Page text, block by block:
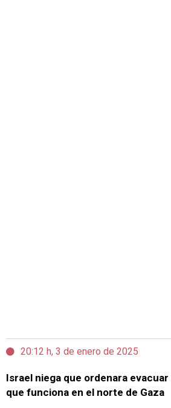
20:12 h, 3 de enero de 2025
Israel niega que ordenara
que funciona en el norte de Gaza